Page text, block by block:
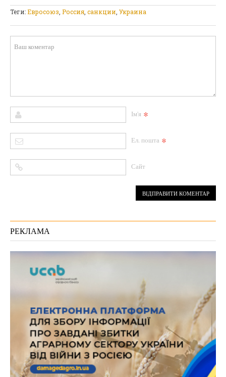
Теги:Евросоюз Россия санкции Украина
Ім'я *
Ел. пошта *
Сайт
РЕКЛАМА